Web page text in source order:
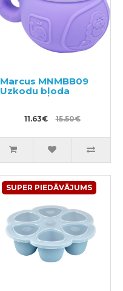
Marcus MNMBB09
Uzkodu bļoda
11.63€ 15.50€
SUPER PIEDĀVĀJUMS